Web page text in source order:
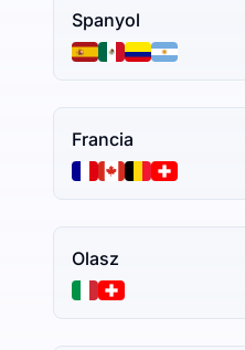
Spanyol
Francia
Olasz